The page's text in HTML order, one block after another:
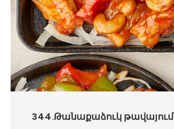
344.Թանաքաձուկ թավայում